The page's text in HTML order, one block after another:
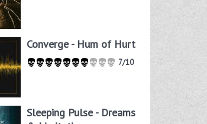
Converge - Hum of Hurt
7/10
Sleeping Pulse - Dreams